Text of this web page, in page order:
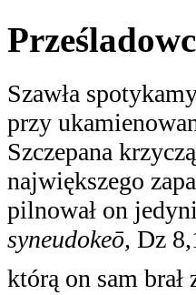
Szawła
przy
Szczepana
największego
pilnował on
syneudokeō, Dz
którą on sam